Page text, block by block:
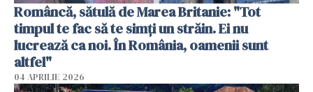
Româncă, sătulă de Marea Britanie: "Tot
timpul te fac să te simți un străin. Ei nu
lucrează ca noi. În România, oamenii sunt
altfel"
04 APRILIE 2026